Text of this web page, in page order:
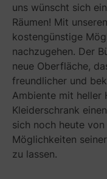
uns wünscht sich
Räumen! Mit
kostengünstige
nachzugehen. Der
neue Oberfläche,
freundlicher und
Ambiente mit heller
Kleiderschrank
sich noch heute
Möglichkeiten
zu lassen.